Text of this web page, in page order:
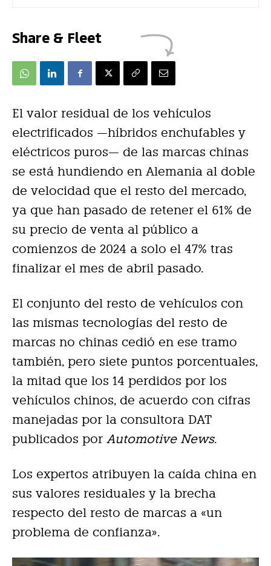
Share & Fleet
El valor residual de los vehículos
electrificados —híbridos enchufables y
eléctricos puros— de las marcas chinas
se está hundiendo en Alemania al doble
de velocidad que el resto del mercado,
ya que han pasado de retener el 61% de
su precio de venta al público a
comienzos de 2024 a solo el 47% tras
finalizar el mes de abril pasado.
El conjunto del resto de vehículos con
las mismas tecnologías del resto de
marcas no chinas cedió en ese tramo
también, pero siete puntos porcentuales,
la mitad que los 14 perdidos por los
vehículos chinos, de acuerdo con cifras
manejadas por la consultora DAT
publicados por Automotive News.
Los expertos atribuyen la caída china en
sus valores residuales y la brecha
respecto del resto de marcas a «un
problema de confianza».